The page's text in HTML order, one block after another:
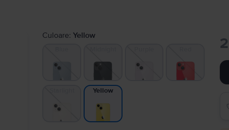
Culoare:Yellow
Yellow